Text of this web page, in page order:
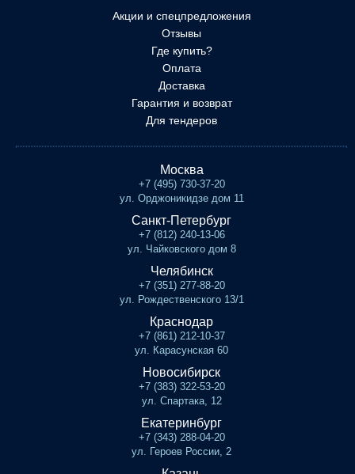
Акции и спецпредложения
Отзывы
Где купить?
Оплата
Доставка
Гарантия и возврат
Для тендеров
Москва
+7 (495) 730-37-20
ул. Орджоникидзе дом 11
Санкт-Петербург
+7 (812) 240-13-06
ул. Чайковского дом 8
Челябинск
+7 (351) 277-88-20
ул. Рождественского 13/1
Краснодар
+7 (861) 212-10-37
ул. Карасунская 60
Новосибирск
+7 (383) 322-53-20
ул. Спартака, 12
Екатеринбург
+7 (343) 288-04-20
ул. Героев России, 2